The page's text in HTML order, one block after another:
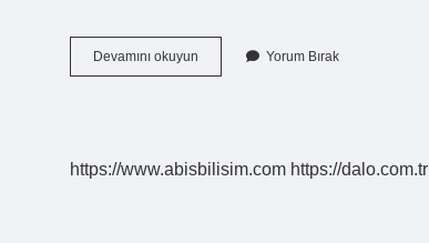
Devamını okuyun
Sazın
Yorum Bırak
https://www.abisbilisim.com https://dalo.com.tr